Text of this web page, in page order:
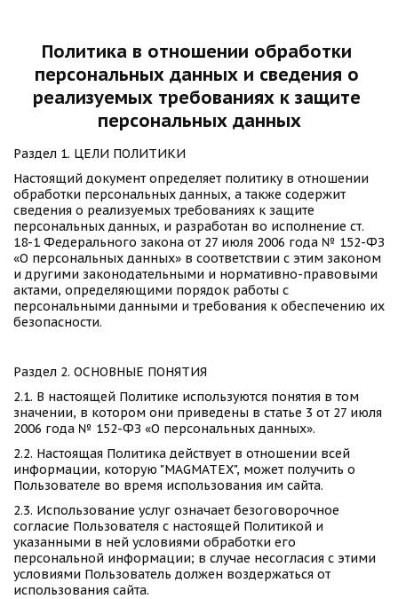
Политика в отношении обработки
персональных данных и сведения о
реализуемых требованиях к защите
персональных данных
Раздел 1. ЦЕЛИ ПОЛИТИКИ
Настоящий документ определяет политику в отношении
обработки персональных данных, а также содержит
сведения о реализуемых требованиях к защите
персональных данных, и разработан во исполнение ст.
18-1 Федерального закона от 27 июля 2006 года № 152-ФЗ
«О персональных данных» в соответствии с этим законом
и другими законодательными и нормативно-правовыми
актами, определяющими порядок работы с
персональными данными и требования к обеспечению их
безопасности.
Раздел 2. ОСНОВНЫЕ ПОНЯТИЯ
2.1. В настоящей Политике используются понятия в том
значении, в котором они приведены в статье 3 от 27 июля
2006 года № 152-ФЗ «О персональных данных».
2.2. Настоящая Политика действует в отношении всей
информации, которую "MAGMATEX", может получить о
Пользователе во время использования им сайта.
2.3. Использование услуг означает безоговорочное
согласие Пользователя с настоящей Политикой и
указанными в ней условиями обработки его
персональной информации; в случае несогласия с этими
условиями Пользователь должен воздержаться от
использования сайта.